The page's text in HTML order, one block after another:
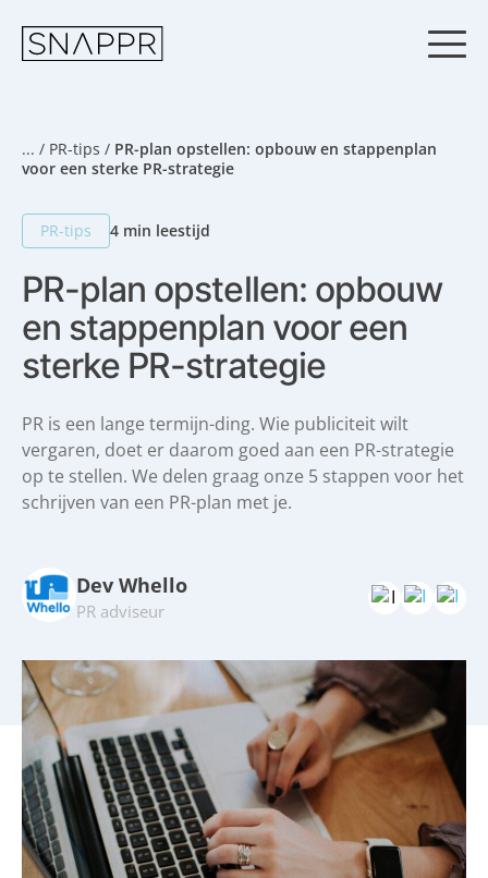
... / PR-tips / PR-plan opstellen: opbouw en stappenplan
voor een sterke PR-strategie
PR-tips 4 min leestijd
PR-plan opstellen: opbouw
en stappenplan voor een
sterke PR-strategie
PR is een lange termijn-ding. Wie publiciteit wilt
vergaren, doet er daarom goed aan een PR-strategie
op te stellen. We delen graag onze 5 stappen voor het
schrijven van een PR-plan met je.
Dev Whello
PR adviseur